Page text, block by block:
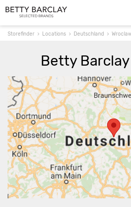
Storefinder Locations Deutschland
Betty